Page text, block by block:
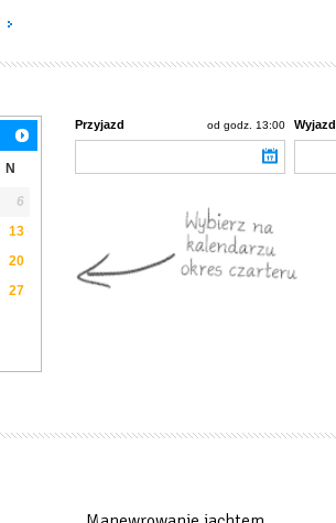
N
6
13
20
27
Przyjazd od godz. 13:00 Wyjazd